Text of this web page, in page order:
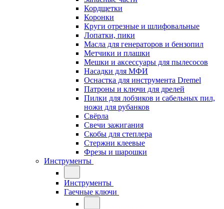
Кордщетки
Коронки
Круги отрезные и шлифовальные
Лопатки, пики
Масла для генераторов и бензопил
Метчики и плашки
Мешки и аксессуары для пылесосов
Насадки для МФИ
Оснастка для инструмента Dremel
Патроны и ключи для дрелей
Пилки для лобзиков и сабельных пил,
ножи для рубанков
Свёрла
Свечи зажигания
Скобы для степлера
Стержни клеевые
Фрезы и шарошки
Инструменты
Инструменты
Гаечные ключи